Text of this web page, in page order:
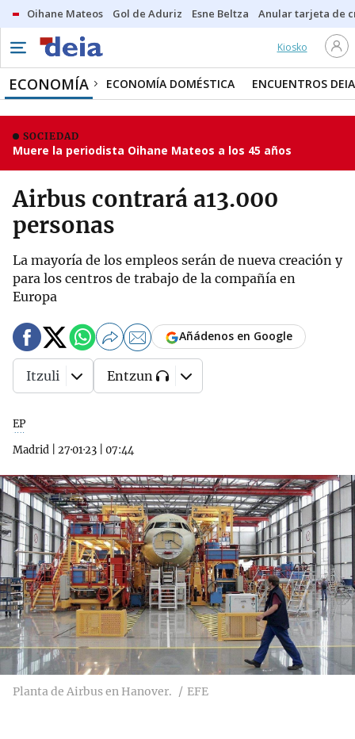
Oihane Mateos Gol de Aduriz Esne Beltza Anular tarjeta de
Kiosko
ECONOMÍA ECONOMÍA DOMÉSTICA ENCUENTROS DEIA
SOCIEDAD
Muere la periodista Oihane Mateos a los 45 años
Airbus contrará a13.000
personas
La mayoría de los empleos serán de nueva creación y
para los centros de trabajo de la compañía en
Europa
EP
Madrid
27·01·23 07:44
Añádenos en Google
Itzuli Entzun
Planta de Airbus en Hanover. EFE